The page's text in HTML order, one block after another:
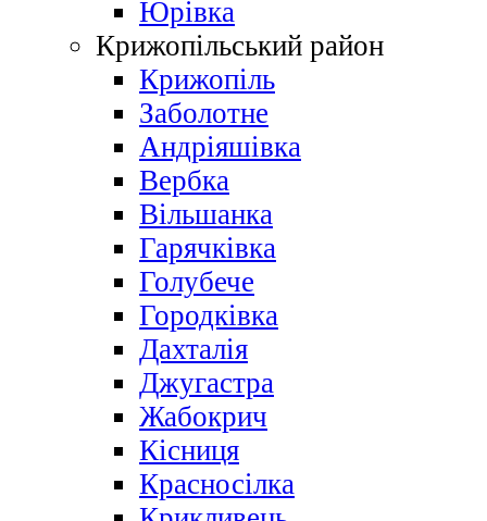
Юрівка
Крижопільський район
Крижопіль
Заболотне
Андріяшівка
Вербка
Вільшанка
Гарячківка
Голубече
Городківка
Дахталія
Джугастра
Жабокрич
Кісниця
Красносілка